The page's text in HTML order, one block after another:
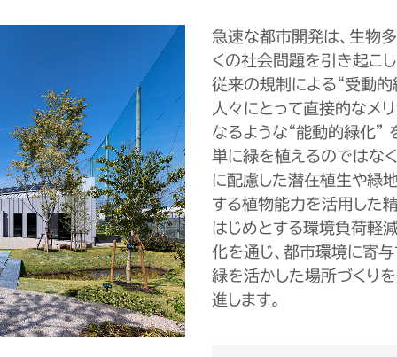
急速な都市開発は、生物
くの社会問題を引き起こ
従来の規制による“受動的
人々にとって直接的なメリ
なるような“能動的緑化”
単に緑を植えるのではなく
に配慮した潜在植生や緑
する植物能力を活用した
はじめとする環境負荷軽
化を通じ、都市環境に寄
緑を活かした場所づくり
進します。